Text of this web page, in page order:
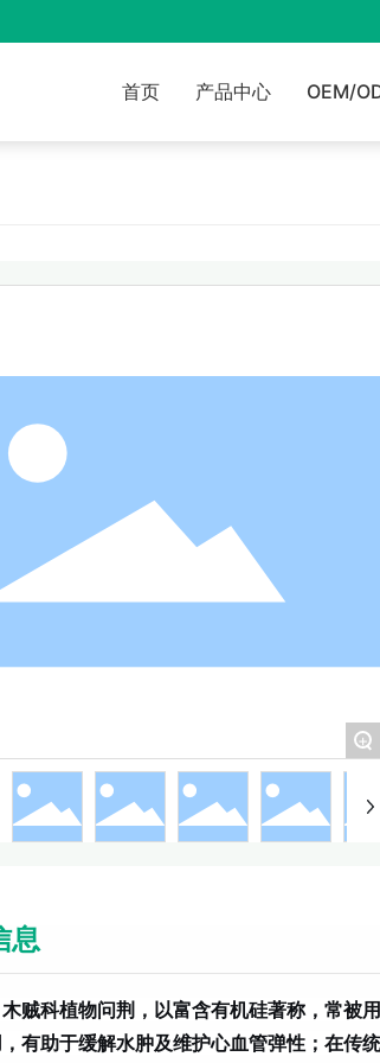
首页 产品中心 OEM/
+
息
贼科植物问荆，以富含有机硅著称，常被
有助于缓解水肿及维护心血管弹性；在传